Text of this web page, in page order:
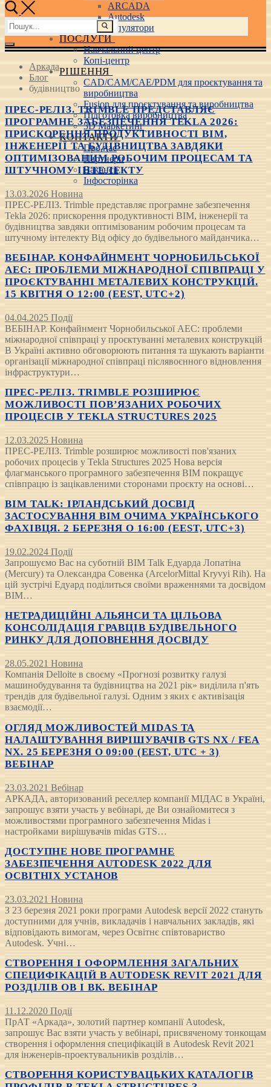
ARCADA
Autodesk
3D маніпулятори
ПОСЛУГИ
Навчальний центр
Копі-центр
РІШЕННЯ
CAD/CAM/CAE/PDM для проєктування та
виробництва
Fusion для проєктування та виробництва
Підготовка виробництва
3D Маркетинг
КОНТАКТИ
Про нас
Партнери
Вакансії
Інфосторінка
Пошук:
Аркада
Блог
будівництво
ПРЕС-РЕЛІЗ. TRIMBLE ПРЕДСТАВЛЯЄ
ПРОГРАМНЕ ЗАБЕЗПЕЧЕННЯ TEKLA 2026:
ПРИСКОРЕННЯ ПРОДУКТИВНОСТІ BIM,
ІНЖЕНЕРІЇ ТА БУДІВНИЦТВА ЗАВДЯКИ
ОПТИМІЗОВАНИМ РОБОЧИМ ПРОЦЕСАМ ТА
ШТУЧНОМУ ІНТЕЛЕКТУ
13.03.2026 Новина
ПРЕС-РЕЛІЗ. Trimble представляє програмне забезпечення
Tekla 2026: прискорення продуктивності BIM, інженерії та
будівництва завдяки оптимізованим робочим процесам та
штучному інтелекту Від офісу до будівельного майданчика…
ВЕБІНАР. КОНФАЙНМЕНТ ЧОРНОБИЛЬСЬКОЇ
АЕС: ПРОБЛЕМИ МІЖНАРОДНОЇ СПІВПРАЦІ У
ПРОЄКТУВАННІ МЕТАЛЕВИХ КОНСТРУКЦІЙ.
15 КВІТНЯ О 12:00 (EEST, UTC+2)
04.04.2025 Події
ВЕБІНАР. Конфайнмент Чорнобильської АЕС: проблеми
міжнародної співпраці у проєктуванні металевих конструкцій
В Україні активно обговорюють питання та шукають варіанти
організації міжнародної співпраці післявоєнного відновлення
інфраструктури…
ПРЕС-РЕЛІЗ. TRIMBLE РОЗШИРЮЄ
МОЖЛИВОСТІ ПОВ’ЯЗАНИХ РОБОЧИХ
ПРОЦЕСІВ У TEKLA STRUCTURES 2025
12.03.2025 Новина
ПРЕС-РЕЛІЗ. Trimble розширює можливості пов'язаних
робочих процесів у Tekla Structures 2025 Нова версія
флагманського програмного забезпечення BIM покращує
співпрацю із зацікавленими сторонами проєкту на основі…
BIM TALK: ІРЛАНДСЬКИЙ ДОСВІД
ЗАСТОСУВАННЯ BIM ОЧИМА УКРАЇНСЬКОГО
ФАХІВЦЯ. 2 БЕРЕЗНЯ О 16:00 (EEST, UTC+3)
19.02.2024 Події
Запрошуємо Вас на суботній BIM Talk Едуарда Лопатіна
(Mercury) та Олександра Совенка (ArcelorMittal Kryvyi Rih). На
цій зустрічі Едуард поділиться своїми враженнями та досвідом
BIM…
НЕТРАДИЦІЙНІ АЛЬЯНСИ ТА ЦІЛЬОВА
КОНСОЛІДАЦІЯ ГРАВЦІВ БУДІВЕЛЬНОГО
РИНКУ ДЛЯ ДОПОВНЕННЯ ДОСВІДУ
28.05.2021 Новина
Компанія Delloite в своєму «Прогнозі розвитку галузі
машинобудування та будівництва на 2021 рік» виділила п'ять
трендів для будівельної галузі. Одним з яких є активізація
взаємодії…
ОГЛЯД МОЖЛИВОСТЕЙ MIDAS ТА
НАЛАШТУВАННЯ ВИРІШУВАЧІВ GTS NX / FEA
NX. 25 БЕРЕЗНЯ О 09:00 (EEST, UTC + 3)
ВЕБІНАР
23.03.2021 Вебінар
АРКАДА, авторизований реселлер компанії МІДАС в Україні,
запрошує взяти участь у вебінарі, де Ви ознайомитеся з
можливостями програмного забезпечення Midas і
настройками вирішувачів midas GTS…
ДОСТУПНЕ НОВЕ ПРОГРАМНЕ
ЗАБЕЗПЕЧЕННЯ AUTODESK 2022 ДЛЯ
ОСВІТНІХ УСТАНОВ
23.03.2021 Новина
З 23 березня 2021 роки програми Autodesk версії 2022 стануть
доступними для учнів, викладачів і навчальних закладів, які
відповідають вимогам, через Освітнє співтовариство
Autodesk. Учні…
СТВОРЕННЯ І ОФОРМЛЕННЯ ЗАГАЛЬНИХ
СПЕЦИФІКАЦІЙ В AUTODESK REVIT 2021 ДЛЯ
РОЗДІЛІВ ОВ І ВК. ВЕБІНАР
11.12.2020 Події
ПрАТ «Аркада», золотий партнер компанії Autodesk,
запрошує Вас взяти участь у вебінарі, присвяченому тонкощам
створення і оформлення специфікацій в Autodesk Revit 2021
для інженерів-проектувальників розділів…
СТВОРЕННЯ КОРИСТУВАЦЬКИХ КАТАЛОГІВ